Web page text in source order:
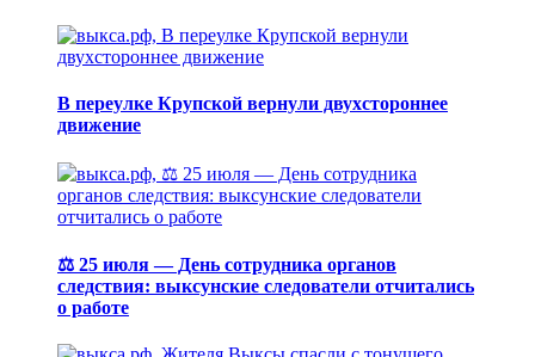
В переулке Крупской вернули двухстороннее
движение
⚖️ 25 июля — День сотрудника органов
следствия: выксунские следователи отчитались
о работе